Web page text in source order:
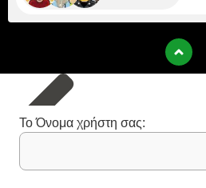
Το Όνομα χρήστη σας: